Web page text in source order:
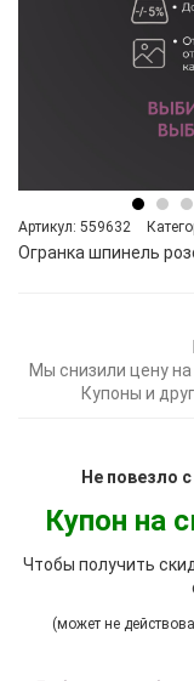
Артикул: 559632
Огранка шпинель
Мы снизили цену
Купоны и
Не повезло
Купон на
Чтобы получить
(может не